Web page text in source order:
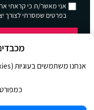
אני מאשר/ת כי קראתי
בפרטים שמסרתי לצורך